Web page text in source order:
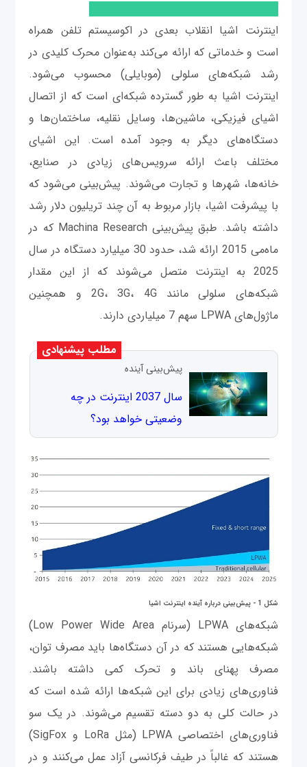
اینترنت اشیا انقلاب بعدی در اکوسیستم تلفن همراه
است و خدماتی که ارائه می‌کند به‌عنوان محرک کلیدی در
رشد شبکه‌های سلولی (موبایلی) محسوب می‌شود.
اینترنت اشیا به ‌طور گسترده شبکه‌ای است که از اتصال
اشیای فیزیکی، ماشین‌ها، وسایل نقلیه، ساختمان‌ها و
دستگاه‌های دیگر به وجود آمده است. این اشیای
مختلف باعث ارائه سرویس‌های زیادی در صنایع،
خانه‌ها، شهرها و تجارت می‌شوند. پیش‌بینی می‌شود که
با پیشرفت اشیا، بازار مربوط به آن چند تریلیون دلار رشد
داشته باشد. طبق پیش‌بینی Machina Research که در
ماه‌می 2015 ارائه شد، حدود 30 میلیارد دستگاه در سال
2025 به اینترنت متصل می‌شوند که از این مقدار
شبکه‌های سلولی مانند 2G، 3G، 4G و همچنین
ماژول‌های LPWA سهم 7 میلیاردی دارند.
مطلب پیشنهادی
پیش‌بینی آینده
سال 2037 اینترنت در چه
وضعیتی خواهد بود؟
شکل 1 - پیش‌بینی درباره آینده اینترنت اشیا​
شبکه‌های LPWA (سرنام Low Power Wide Area)
شبکه‌هایی هستند که در آن دستگاه‌ها باید مصرف توان،
مصرف پهنای باند و تحرک کمی داشته باشند.
فناوری‌های زیادی برای این شبکه‌ها ارائه شده است که
در حالت کلی به دو دسته تقسیم می‌شوند. در یک سو
فناوری‌های اختصاصی LPWA (مثل LoRa و SigFox)
هستند که غالباً در طیف فرکانسی آزاد عمل می‌کنند و در